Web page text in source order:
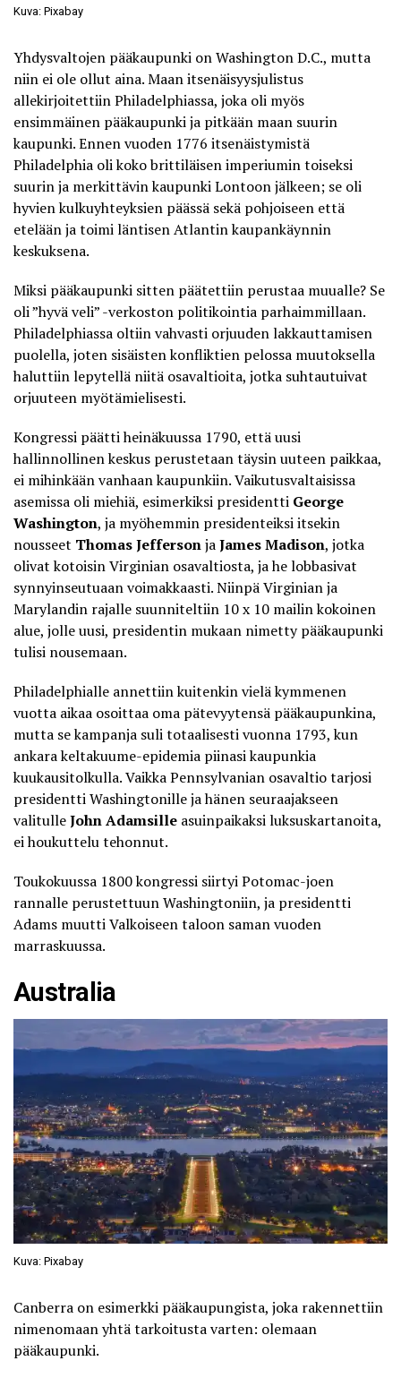
Kuva: Pixabay
Yhdysvaltojen pääkaupunki on Washington D.C., mutta
niin ei ole ollut aina. Maan itsenäisyysjulistus
allekirjoitettiin Philadelphiassa, joka oli myös
ensimmäinen pääkaupunki ja pitkään maan suurin
kaupunki. Ennen vuoden 1776 itsenäistymistä
Philadelphia oli koko brittiläisen imperiumin toiseksi
suurin ja merkittävin kaupunki Lontoon jälkeen; se oli
hyvien kulkuyhteyksien päässä sekä pohjoiseen että
etelään ja toimi läntisen Atlantin kaupankäynnin
keskuksena.
Miksi pääkaupunki sitten päätettiin perustaa muualle? Se
oli ”hyvä veli” -verkoston politikointia parhaimmillaan.
Philadelphiassa oltiin vahvasti orjuuden lakkauttamisen
puolella, joten sisäisten konfliktien pelossa muutoksella
haluttiin lepytellä niitä osavaltioita, jotka suhtautuivat
orjuuteen myötämielisesti.
Kongressi päätti heinäkuussa 1790, että uusi
hallinnollinen keskus perustetaan täysin uuteen paikkaa,
ei mihinkään vanhaan kaupunkiin. Vaikutusvaltaisissa
asemissa oli miehiä, esimerkiksi presidentti George
Washington, ja myöhemmin presidenteiksi itsekin
nousseet Thomas JeffersonjaJames Madison, jotka
olivat kotoisin Virginian osavaltiosta, ja he lobbasivat
synnyinseutuaan voimakkaasti. Niinpä Virginian ja
Marylandin rajalle suunniteltiin 10 x 10 mailin kokoinen
alue, jolle uusi, presidentin mukaan nimetty pääkaupunki
tulisi nousemaan.
Philadelphialle annettiin kuitenkin vielä kymmenen
vuotta aikaa osoittaa oma pätevyytensä pääkaupunkina,
mutta se kampanja suli totaalisesti vuonna 1793, kun
ankara keltakuume-epidemia piinasi kaupunkia
kuukausitolkulla. Vaikka Pennsylvanian osavaltio tarjosi
presidentti Washingtonille ja hänen seuraajakseen
valitulleJohn Adamsille asuinpaikaksi luksuskartanoita,
ei houkuttelu tehonnut.
Toukokuussa 1800 kongressi siirtyi Potomac-joen
rannalle perustettuun Washingtoniin, ja presidentti
Adams muuttiValkoiseen taloon saman vuoden
marraskuussa.
Australia
Kuva: Pixabay
Canberra on esimerkki pääkaupungista, joka rakennettiin
nimenomaan yhtä tarkoitusta varten: olemaan
pääkaupunki.